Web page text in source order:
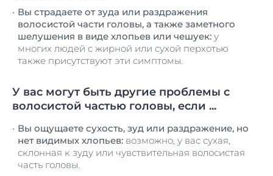
Вы страдаете от зуда или раздражения
волосистой части головы, а также заметного
шелушения в виде хлопьев или чешуек: у
многих людей с жирной или сухой перхотью
также присутствуют эти симптомы.
У вас могут быть другие проблемы с
волосистой частью головы, если ...
Вы ощущаете сухость, зуд или раздражение, но
нет видимых хлопьев: возможно, у вас сухая,
склонная к зуду или чувствительная волосистая
часть головы.